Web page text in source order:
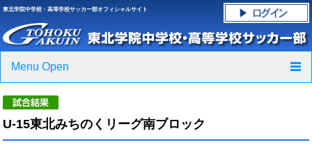
東北学院中学校・高等学校サッカー部オフィシャルサイト
Menu Open
ニュース
U-15東北みちのくリーグ南ブロック